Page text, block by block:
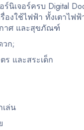
นิเจอร์ครบ Digital
องใช้ไฟฟ้า ทั้งเตาไฟฟ้
าศ และสุขภัณฑ์
วก;
ร และสระเด็ก
ล่น